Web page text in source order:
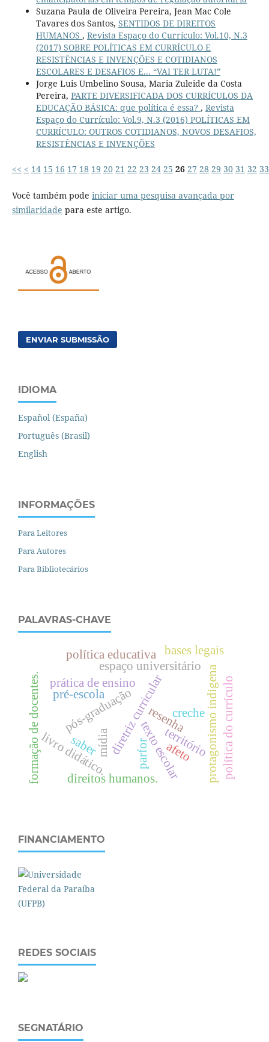
Suzana Paula de Oliveira Pereira, Jean Mac Cole
Tavares dos Santos, SENTIDOS DE DIREITOS
HUMANOS , Revista Espaço do Currículo: Vol.10, N.3
(2017) SOBRE POLÍTICAS EM CURRÍCULO E
RESISTÊNCIAS E INVENÇÕES E COTIDIANOS
ESCOLARES E DESAFIOS E... “VAI TER LUTA!”
Jorge Luis Umbelino Sousa, Maria Zuleide da Costa
Pereira, PARTE DIVERSIFICADA DOS CURRÍCULOS DA
EDUCAÇÃO BÁSICA: que política é essa? , Revista
Espaço do Currículo: Vol.9, N.3 (2016) POLÍTICAS EM
CURRÍCULO: OUTROS COTIDIANOS, NOVOS DESAFIOS,
RESISTÊNCIAS E INVENÇÕES
<< < 14 15 16 17 18 19 20 21 22 23 24 25 26 27 28 29 30 31 32 33
Você também pode iniciar uma pesquisa avançada por
similaridade para este artigo.
ENVIAR SUBMISSÃO
IDIOMA
Español (España)
Português (Brasil)
English
INFORMAÇÕES
Para Leitores
Para Autores
Para Bibliotecários
PALAVRAS-CHAVE
resenha
território
diretriz curricular
prática de ensino
texto escolar
espaço universitário
pós-graduação protagonismo indígena
saber
política educativa
mídia
livro didático.
direitos humanos.
parfor
pré-escola
creche
bases legais
formação de docentes. política do currículo
afeto
FINANCIAMENTO
REDES SOCIAIS
SEGNATÁRIO